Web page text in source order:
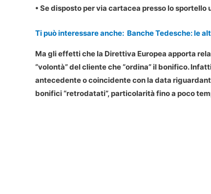
• Se disposto per via cartacea presso lo
Ti può interessare anche: Banche Tedesche: le
Ma gli effetti che la Direttiva Europea apporta
“volontà” del cliente che “ordina” il bonifico.
antecedente o coincidente con la data
bonifici “retrodatati”, particolarità fino a poco